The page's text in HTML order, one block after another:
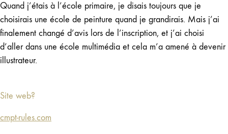
Quand j’étais à l’école primaire, je disais toujours que je
choisirais une école de peinture quand je grandirais. Mais j’ai
finalement changé d’avis lors de l’inscription, et j’ai choisi
d’aller dans une école multimédia et cela m’a amené à devenir
illustrateur.
Site web?
cmpt-rules.com